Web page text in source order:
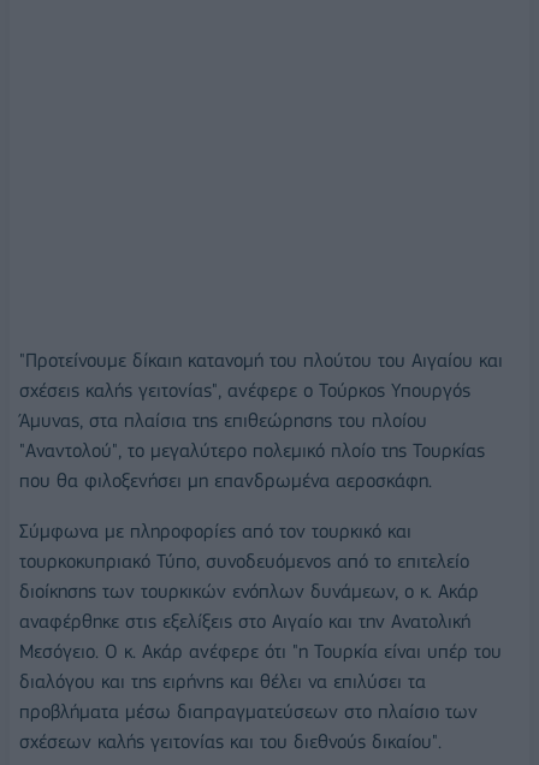
"Προτείνουμε δίκαιη κατανομή του πλούτου του Αιγαίου και
σχέσεις καλής γειτονίας", ανέφερε ο Τούρκος Υπουργός
Άμυνας, στα πλαίσια της επιθεώρησης του πλοίου
"Αναντολού", το μεγαλύτερο πολεμικό πλοίο της Τουρκίας
που θα φιλοξενήσει μη επανδρωμένα αεροσκάφη.
Σύμφωνα με πληροφορίες από τον τουρκικό και
τουρκοκυπριακό Τύπο, συνοδευόμενος από το επιτελείο
διοίκησης των τουρκικών ενόπλων δυνάμεων, ο κ. Ακάρ
αναφέρθηκε στις εξελίξεις στο Αιγαίο και την Ανατολική
Μεσόγειο. Ο κ. Ακάρ ανέφερε ότι "η Τουρκία είναι υπέρ του
διαλόγου και της ειρήνης και θέλει να επιλύσει τα
προβλήματα μέσω διαπραγματεύσεων στο πλαίσιο των
σχέσεων καλής γειτονίας και του διεθνούς δικαίου".